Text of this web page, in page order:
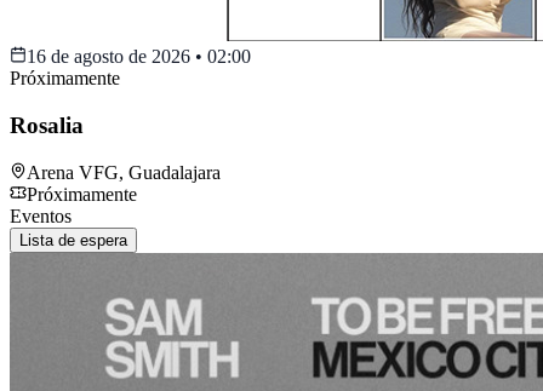
16 de agosto de 2026 • 02:00
Próximamente
Rosalia
Arena VFG, Guadalajara
Próximamente
Eventos
Lista de espera